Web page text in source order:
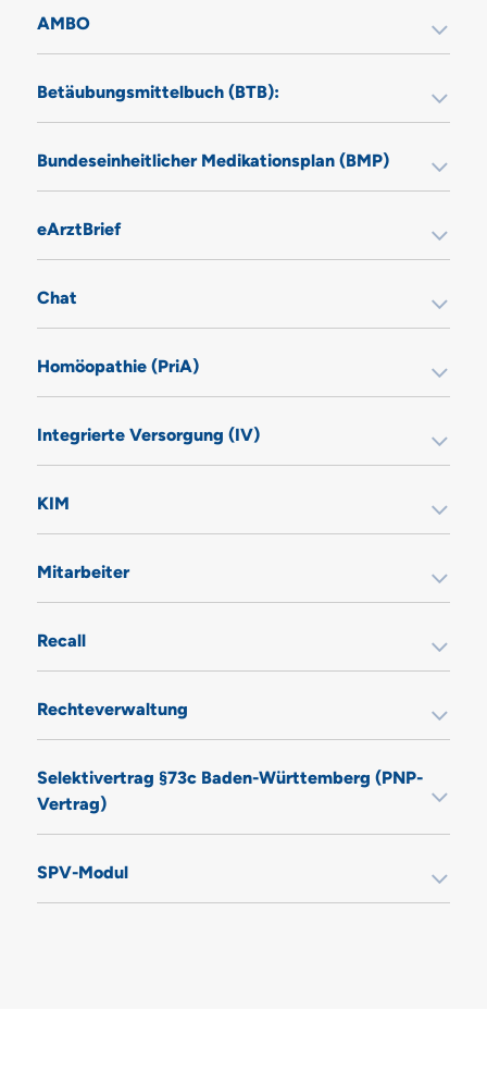
AMBO
Betäubungsmittelbuch (BTB):
Bundeseinheitlicher Medikationsplan (BMP)
eArztBrief
Chat
Homöopathie (PriA)
Integrierte Versorgung (IV)
KIM
Mitarbeiter
Recall
Rechteverwaltung
Selektivertrag §73c Baden-Württemberg (PNP-
Vertrag)
SPV-Modul